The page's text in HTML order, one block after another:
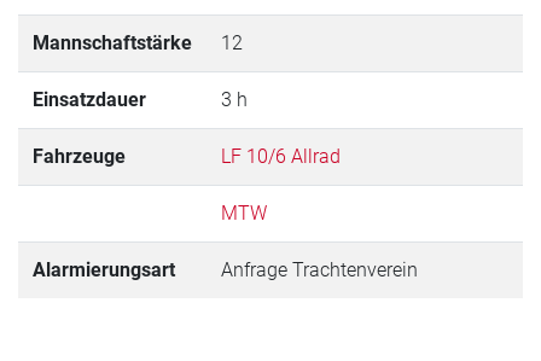
Mannschaftstärke 12
Einsatzdauer 3 h
Fahrzeuge LF 10/6 Allrad
MTW
Alarmierungsart Anfrage Trachtenverein